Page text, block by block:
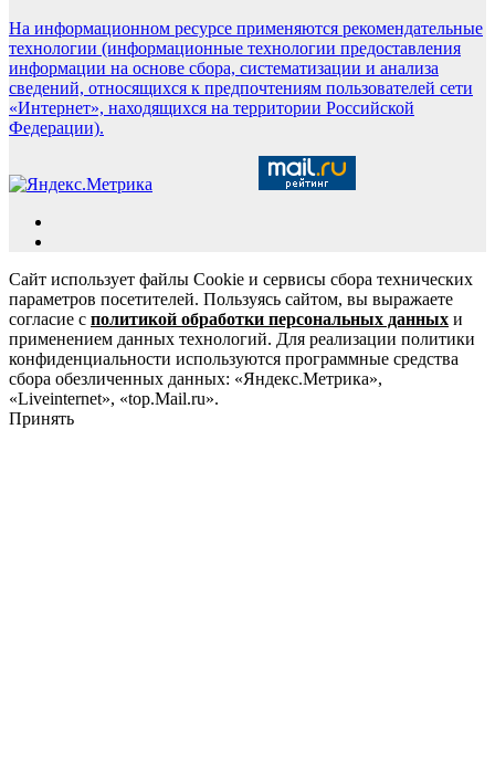
На информационном ресурсе применяются рекомендательные
технологии (информационные технологии предоставления
информации на основе сбора, систематизации и анализа
сведений, относящихся к предпочтениям пользователей сети
«Интернет», находящихся на территории Российской
Федерации).
Сайт использует файлы Cookie и сервисы сбора технических
параметров посетителей. Пользуясь сайтом, вы выражаете
согласие с политикой обработки персональных данных и
применением данных технологий. Для реализации политики
конфиденциальности используются программные средства
сбора обезличенных данных: «Яндекс.Метрика»,
«Liveinternet», «top.Mail.ru».
Принять